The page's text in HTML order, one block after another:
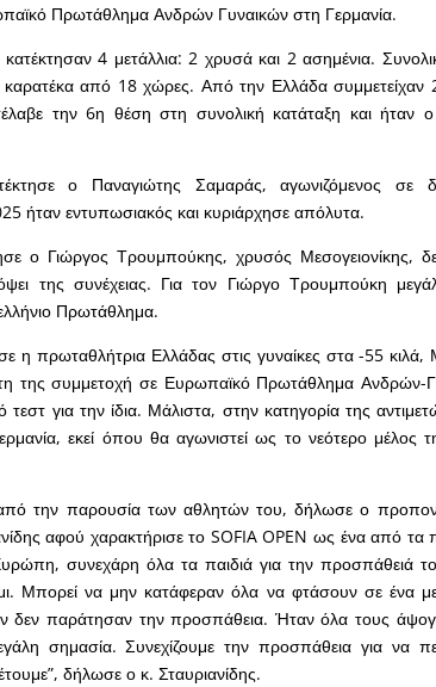
Πρωτάθλημα Ανδρών Γυναικών στη Γερμανία.
4 μετάλλια: 2 χρυσά και 2 ασημένια.
από 18 χώρες. Από την Ελλάδα συμμετείχαν
την 6η θέση στη συνολική κατάταξη και ήταν
ο Παναγιώτης Σαμαράς, αγωνιζόμενος σε
ήταν εντυπωσιακός και κυριάρχησε απόλυτα.
ο Γιώργος Τρουμπούκης, χρυσός Μεσογειονίκης,
της συνέχειας. Για τον Γιώργο Τρουμπούκη
Πρωτάθλημα.
η πρωταθλήτρια Ελλάδας στις γυναίκες στα -55 κιλά,
της συμμετοχή σε Ευρωπαϊκό Πρωτάθλημα Ανδρών-
για την ίδια. Μάλιστα, στην κατηγορία της
εκεί όπου θα αγωνιστεί ως το νεότερο μέλος
την παρουσία των αθλητών του, δήλωσε ο
αφού χαρακτήρισε το SOFIA OPEN ως ένα από τα
συνεχάρη όλα τα παιδιά για την προσπάθειά
Μπορεί να μην κατάφεραν όλα να φτάσουν σε ένα
δεν παράτησαν την προσπάθεια. Ήταν όλα τους
σημασία. Συνεχίζουμε την προσπάθεια για να
δήλωσε ο κ. Σταυριανίδης.